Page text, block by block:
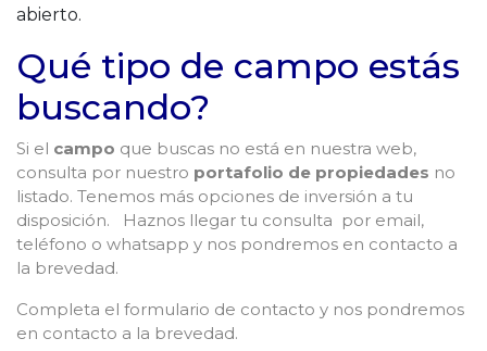
abierto.
Qué tipo de campo estás
buscando?
Si el campo que buscas no está en nuestra web,
consulta por nuestro portafolio de propiedades no
listado. Tenemos más opciones de inversión a tu
disposición. Haznos llegar tu consulta por email,
teléfono o whatsapp y nos pondremos en contacto a
la brevedad.
Completa el formulario de contacto y nos pondremos
en contacto a la brevedad.